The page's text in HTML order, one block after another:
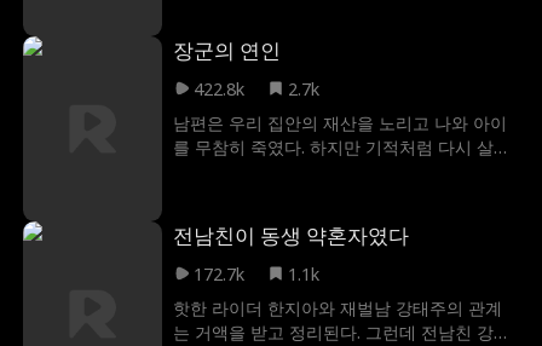
점차 송화이쉬가 숨겨온 깊은 사랑을 깨닫는
다. 형제의 원한이 폭발해 파국에 치닫는 순간,
원이 되어 맺어진다.
장군의 연인
422.8k
2.7k
남편은 우리 집안의 재산을 노리고 나와 아이
를 무참히 죽였다. 하지만 기적처럼 다시 살아
시 도와주었고, 나는 다른 신분으로 복수를 계
획하게 된다. 하지만 복수의 서막이 오르기도
다… 이제 나는 어떡해야 할까?
전남친이 동생 약혼자였다
172.7k
1.1k
핫한 라이더 한지아와 재벌남 강태주의 관계
는 거액을 받고 정리된다. 그런데 전남친 강태